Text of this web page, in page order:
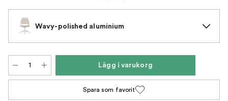
Wavy-polished aluminium
Lägg i varukorg
Spara som favorit